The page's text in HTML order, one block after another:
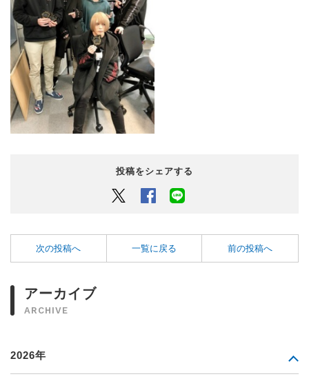
投稿をシェアする
Twitter Facebook
次の投稿へ 一覧に戻る 前の投稿へ
アーカイブ
ARCHIVE
2026年